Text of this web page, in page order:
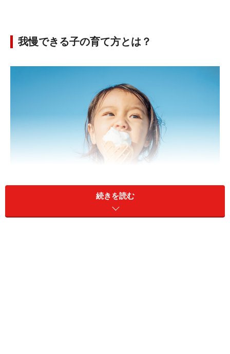
我慢できる子の育て方とは？
常に我慢させている子供は、後に我慢が出来ない子供になり
続きを読む